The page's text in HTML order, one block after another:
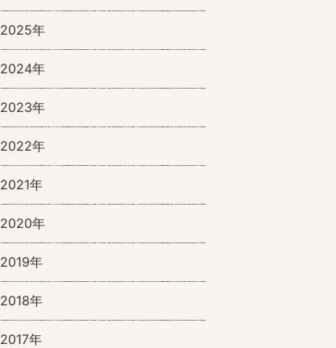
2025年
2024年
2023年
2022年
2021年
2020年
2019年
2018年
2017年